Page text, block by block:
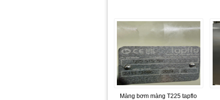
Màng bơm màng T225 tapflo